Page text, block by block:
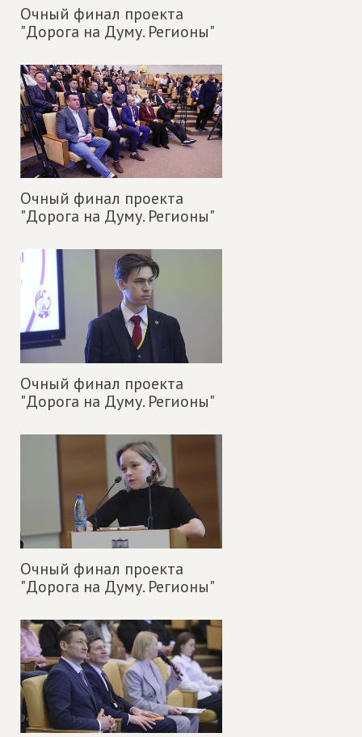
Очный финал проекта
"Дорога на Думу. Регионы"
Очный финал проекта
"Дорога на Думу. Регионы"
Очный финал проекта
"Дорога на Думу. Регионы"
Очный финал проекта
"Дорога на Думу. Регионы"